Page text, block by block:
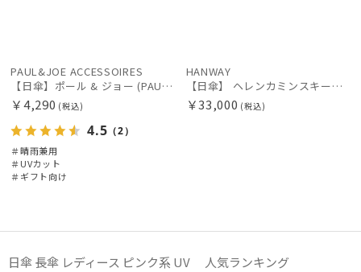
PAUL&JOE ACCESSOIRES
【日傘】ポール & ジョー (PAUL & JOE ACCESSOIRES) スウィングヌネット 長傘 レディース 雨の日OK 一級遮光 遮熱 UV
￥4,290 (税込)
4.5 （2）
＃晴雨兼用
＃UVカット
＃ギフト向け
HANWAY
【日傘】 ヘレンカミンスキー（HELEN KAMINSKI） X ハンウェイ (HANWAY) コラボ プロヴァンスタイプ 麻無地 ラフィアコード 長傘 竹手元 純パラソル
￥33,000 (税込)
日傘 長傘 レディース ピンク系 UV 人気ランキング